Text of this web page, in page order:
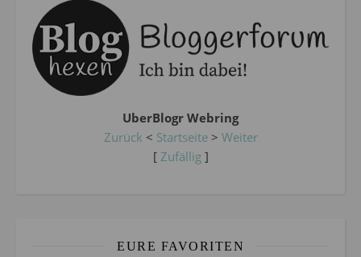
UberBlogr Webring
Zurück < Startseite> Weiter
[ Zufällig]
EURE FAVORITEN